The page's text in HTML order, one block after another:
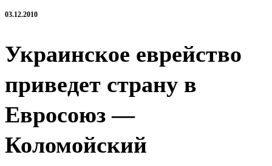
03.12.2010
Украинское еврейство
приведет страну в
Евросоюз —
Коломойский